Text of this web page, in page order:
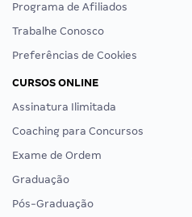
Programa de Afiliados
Trabalhe Conosco
Preferências de Cookies
CURSOS ONLINE
Assinatura Ilimitada
Coaching para Concursos
Exame de Ordem
Graduação
Pós-Graduação